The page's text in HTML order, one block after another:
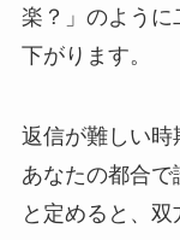
楽？」のよう
下がります。
返信が難しい時
あなたの都合
と定めると、双